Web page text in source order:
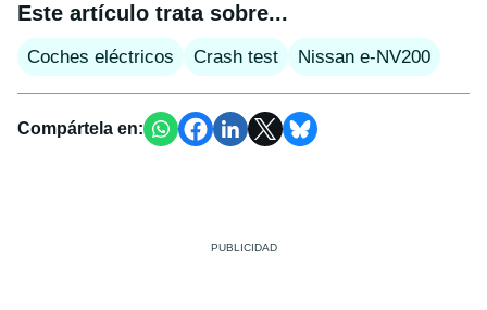
Este artículo trata sobre...
Coches eléctricos Crash test Nissan e-NV200
Compártela en: